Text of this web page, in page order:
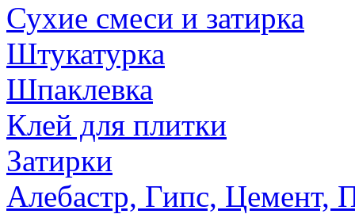
Сухие смеси и затирка
Штукатурка
Шпаклевка
Клей для плитки
Затирки
Алебастр, Гипс, Цемент,